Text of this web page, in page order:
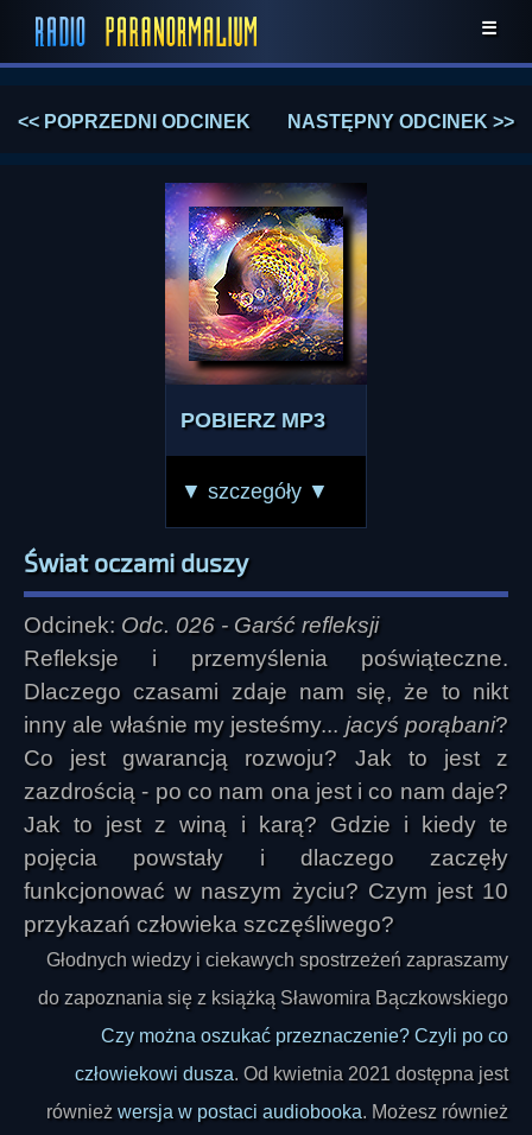
☰
<< POPRZEDNI ODCINEK NASTĘPNY ODCINEK >>
POBIERZ MP3
▼ szczegóły ▼
Świat oczami duszy
Odcinek: Odc. 026 - Garść refleksji
Refleksje i przemyślenia poświąteczne.
Dlaczego czasami zdaje nam się, że to nikt
inny ale właśnie my jesteśmy... jacyś porąbani?
Co jest gwarancją rozwoju? Jak to jest z
zazdrością - po co nam ona jest i co nam daje?
Jak to jest z winą i karą? Gdzie i kiedy te
pojęcia powstały i dlaczego zaczęły
funkcjonować w naszym życiu? Czym jest 10
przykazań człowieka szczęśliwego?
Głodnych wiedzy i ciekawych spostrzeżeń zapraszamy
do zapoznania się z książką Sławomira Bączkowskiego
Czy można oszukać przeznaczenie? Czyli po co
człowiekowi dusza. Od kwietnia 2021 dostępna jest
również wersja w postaci audiobooka. Możesz również